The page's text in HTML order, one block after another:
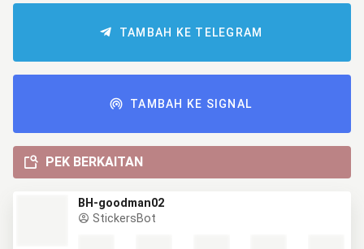
TAMBAH KE TELEGRAM
TAMBAH KE SIGNAL
PEK BERKAITAN
BH-goodman02
StickersBot